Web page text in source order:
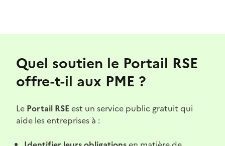
Quel soutien le Portail RSE
offre-t-il aux PME ?
Le Portail RSEest un service public gratuit qui
aide les entreprises à :